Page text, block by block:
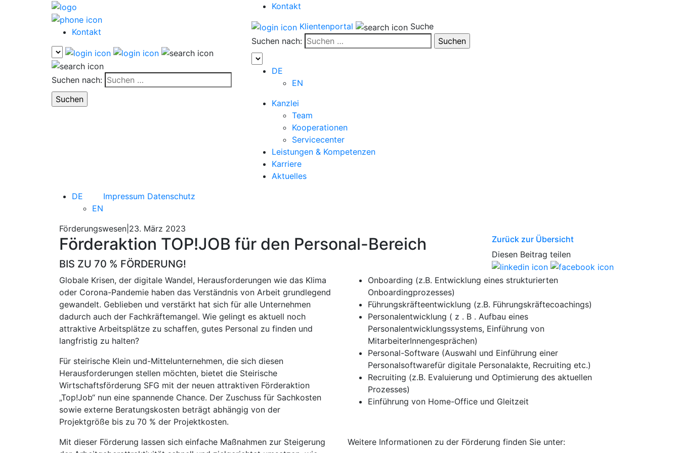
Kontakt
Suchen nach:
Kontakt
Klientenportal
Suche
Suchen nach:
DE
EN
Kanzlei
Team
Kooperationen
Servicecenter
Leistungen & Kompetenzen
Karriere
Aktuelles
DE
EN
Impressum Datenschutz
Förderungswesen|23. März 2023
Förderaktion TOP!JOB für den Personal-Bereich
BIS ZU 70 % FÖRDERUNG!
Zurück zur Übersicht
Diesen Beitrag teilen
Globale Krisen, der digitale Wandel, Herausforderungen wie das Klima
oder Corona-Pandemie haben das Verständnis von Arbeit grundlegend
gewandelt. Geblieben und verstärkt hat sich für alle Unternehmen
dadurch auch der Fachkräftemangel. Wie gelingt es aktuell noch
attraktive Arbeitsplätze zu schaffen, gutes Personal zu finden und
langfristig zu halten?
Für steirische Klein und-Mittelunternehmen, die sich diesen
Herausforderungen stellen möchten, bietet die Steirische
Wirtschaftsförderung SFG mit der neuen attraktiven Förderaktion
„Top!Job“ nun eine spannende Chance. Der Zuschuss für Sachkosten
sowie externe Beratungskosten beträgt abhängig von der
Projektgröße bis zu 70 % der Projektkosten.
Mit dieser Förderung lassen sich einfache Maßnahmen zur Steigerung
Onboarding (z.B. Entwicklung eines strukturierten
Onboardingprozesses)
Führungskräfteentwicklung (z.B. Führungskräftecoachings)
Personalentwicklung ( z . B . Aufbau eines
Personalentwicklungssystems, Einführung von
MitarbeiterInnengesprächen)
Personal-Software (Auswahl und Einführung einer
Personalsoftwarefür digitale Personalakte, Recruiting etc.)
Recruiting (z.B. Evaluierung und Optimierung des aktuellen
Prozesses)
Einführung von Home-Office und Gleitzeit
Weitere Informationen zu der Förderung finden Sie unter: